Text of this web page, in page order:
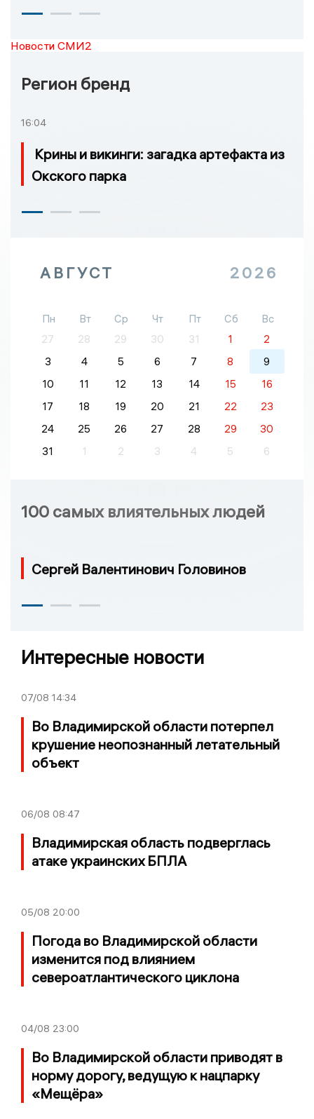
Новости СМИ2
Регион бренд
16:04
Крины и викинги: загадка артефакта из
Окского парка
АВГУСТ 2026
Пн Вт Ср Чт Пт Сб
Вс
27
28 29 30 31 1
2
3
4 5 6 7 8
9
10
11 12 13 14 15
16
17
18 19 20 21 22
23
24
25 26 27 28 29
30
31
1 2 3 4 5 6
100 самых влиятельных людей
Сергей Валентинович Головинов
Интересные новости
07/08 14:34
Во Владимирской области потерпел
крушение неопознанный летательный
объект
06/08 08:47
Владимирская область подверглась
атаке украинских БПЛА
05/08 20:00
Погода во Владимирской области
изменится под влиянием
североатлантического циклона
04/08 23:00
Во Владимирской области приводят в
норму дорогу, ведущую к нацпарку
«Мещёра»